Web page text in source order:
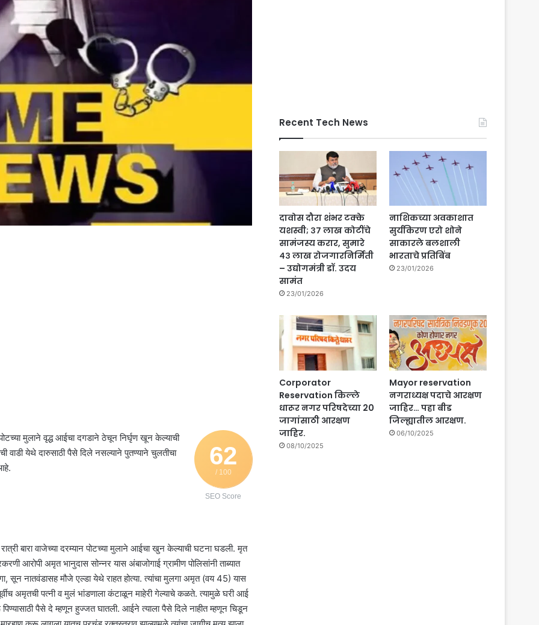
62
/ 100
SEO Score
मुलाने वृद्ध आईचा दगडाने ठेचून निर्घृण खून केल्याची
वाडी येथे दारुसाठी पैसे दिले नसल्याने पुतण्याने चुलतीचा
बारा वाजेच्या दरम्यान पोटच्या मुलाने आईचा खुन केल्याची घटना घडली. मृत
आरोपी अमृत भानुदास सोन्नर यास अंबाजोगाई ग्रामीण पोलिसांनी ताब्यात
सून नातवंडासह मौजे एल्डा येथे राहत होत्या. त्यांचा मुलगा अमृत (वय 45) यास
अमृतची पत्नी व मुलं भांडणाला कंटाळून माहेरी गेल्याचे कळते. त्यामुळे घरी आई
पैसे दे म्हणून हुज्जत घातली. आईने त्याला पैसे दिले नाहीत म्हणून चिडून
Recent Tech News
दावोस दौरा शंभर टक्के
यशस्वी; ३७ लाख कोटींचे
सामंजस्य करार, सुमारे
४३ लाख रोजगारनिर्मिती
– उद्योगमंत्री डॉ. उदय
सामंत
23/01/2026
नाशिकच्या अवकाशात
सुर्यकिरण एरो शोने
साकारले बलशाली
भारताचे प्रतिबिंब
23/01/2026
Corporator
Reservation किल्ले
धारूर नगर परिषदेच्या 20
जागांसाठी आरक्षण
जाहिर.
08/10/2025
Mayor reservation
नगराध्यक्ष पदाचे आरक्षण
जाहिर… पहा बीड
जिल्ह्यातील आरक्षण.
06/10/2025